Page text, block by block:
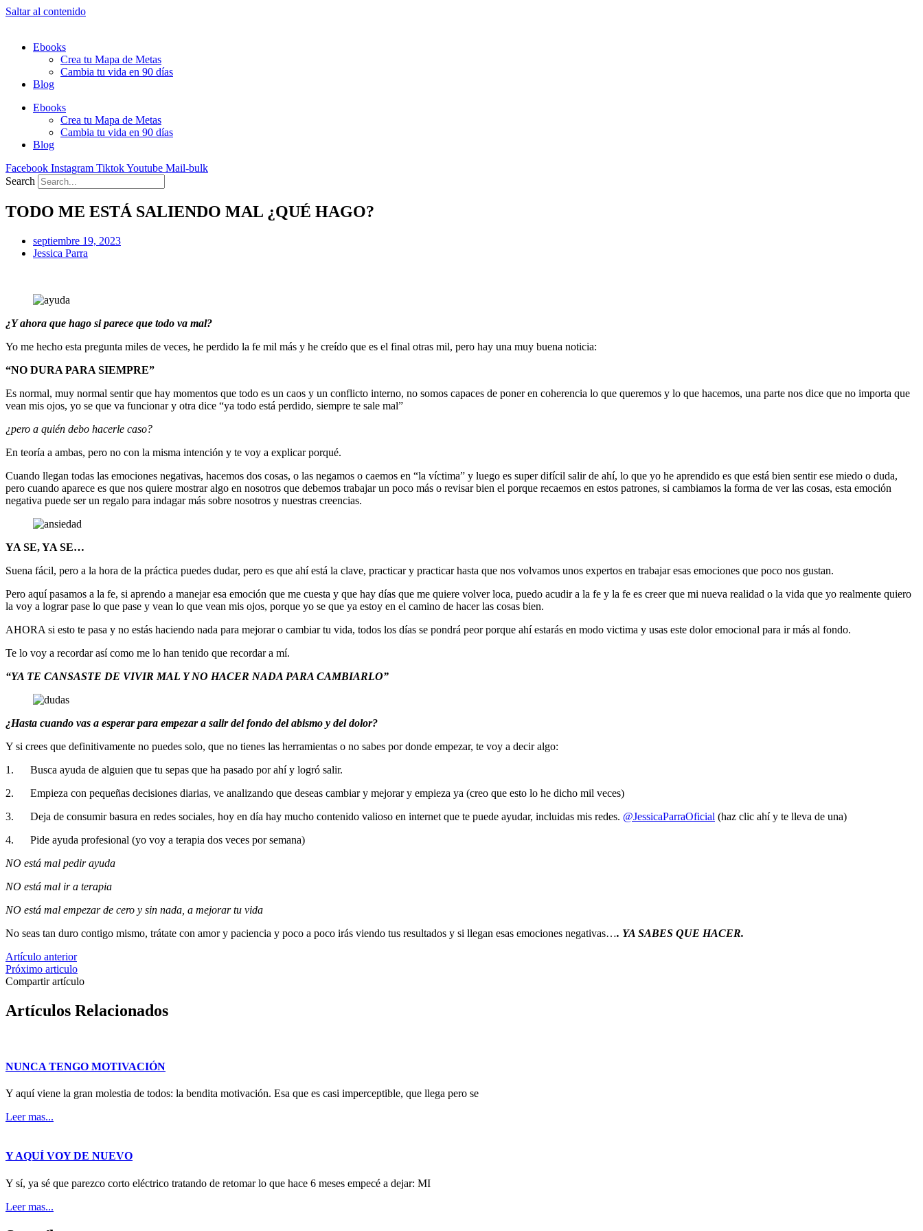
Saltar al contenido
Ebooks
Crea tu Mapa de Metas
Cambia tu vida en 90 días
Blog
Ebooks
Crea tu Mapa de Metas
Cambia tu vida en 90 días
Blog
Facebook Instagram TiktokYoutube Mail-bulk
Search
TODO ME ESTÁ SALIENDO MAL ¿QUÉ HAGO?
septiembre 19, 2023
Jessica Parra
¿Y ahora que hago si parece que todo va mal?
Yo me hecho esta pregunta miles de veces, he perdido la fe mil más y he creído que es el final otras mil, pero hay una muy buena noticia:
“NO DURA PARA SIEMPRE”
Es normal, muy normal sentir que hay momentos que todo es un caos y un conflicto interno, no somos capaces de poner en coherencia lo que queremos y lo que hacemos, una parte nos dice que no importa que
vean mis ojos, yo se que va funcionar y otra dice “ya todo está perdido, siempre te sale mal”
¿pero a quién debo hacerle caso?
En teoría a ambas, pero no con la misma intención y te voy a explicar porqué.
Cuando llegan todas las emociones negativas, hacemos dos cosas, o las negamos o caemos en “la víctima” y luego es super difícil salir de ahí, lo que yo he aprendido es que está bien sentir ese miedo o duda,
pero cuando aparece es que nos quiere mostrar algo en nosotros que debemos trabajar un poco más o revisar bien el porque recaemos en estos patrones, si cambiamos la forma de ver las cosas, esta emoción
negativa puede ser un regalo para indagar más sobre nosotros y nuestras creencias.
YA SE, YA SE…
Suena fácil, pero a la hora de la práctica puedes dudar, pero es que ahí está la clave, practicar y practicar hasta que nos volvamos unos expertos en trabajar esas emociones que poco nos gustan.
Pero aquí pasamos a la fe, si aprendo a manejar esa emoción que me cuesta y que hay días que me quiere volver loca, puedo acudir a la fe y la fe es creer que mi nueva realidad o la vida que yo realmente quiero
la voy a lograr pase lo que pase y vean lo que vean mis ojos, porque yo se que ya estoy en el camino de hacer las cosas bien.
AHORA si esto te pasa y no estás haciendo nada para mejorar o cambiar tu vida, todos los días se pondrá peor porque ahí estarás en modo victima y usas este dolor emocional para ir más al fondo.
Te lo voy a recordar así como me lo han tenido que recordar a mí.
“YA TE CANSASTE DE VIVIR MAL Y NO HACER NADA PARA CAMBIARLO”
¿Hasta cuando vas a esperar para empezar a salir del fondo del abismo y del dolor?
Y si crees que definitivamente no puedes solo, que no tienes las herramientas o no sabes por donde empezar, te voy a decir algo:
1. Busca ayuda de alguien que tu sepas que ha pasado por ahí y logró salir.
2. Empieza con pequeñas decisiones diarias, ve analizando que deseas cambiar y mejorar y empieza ya (creo que esto lo he dicho mil veces)
3. Deja de consumir basura en redes sociales, hoy en día hay mucho contenido valioso en internet que te puede ayudar, incluidas mis redes. @JessicaParraOficial (haz clic ahí y te lleva de una)
4. Pide ayuda profesional (yo voy a terapia dos veces por semana)
NO está mal pedir ayuda
NO está mal ir a terapia
NO está mal empezar de cero y sin nada, a mejorar tu vida
No seas tan duro contigo mismo, trátate con amor y paciencia y poco a poco irás viendo tus resultados y si llegan esas emociones negativas…. YA SABES QUE HACER.
Artículo anterior
Próximo articulo
Compartir artículo
Artículos Relacionados
NUNCA TENGO MOTIVACIÓN
Y aquí viene la gran molestia de todos: la bendita motivación. Esa que es casi imperceptible, que llega pero se
Leer mas...
Y AQUÍ VOY DE NUEVO
Y sí, ya sé que parezco corto eléctrico tratando de retomar lo que hace 6 meses empecé a dejar: MI
Leer mas...